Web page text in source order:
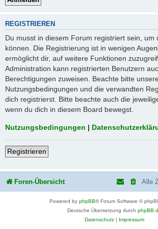
REGISTRIEREN
Du musst in diesem Forum registriert sein, um
können. Die Registrierung ist in wenigen
ermöglicht dir, auf weitere Funktionen
Administration kann registrierten Benutzern
Berechtigungen zuweisen. Beachte bitte
Nutzungsbedingungen und die verwandten
dich registrierst. Bitte beachte auch die
wenn du dich in diesem Board bewegst.
Nutzungsbedingungen |
Registrieren
Foren-Übersicht Alle
Powered by phpBB® Forum Software ©
Deutsche Übersetzung durch
Datenschutz| Impressum